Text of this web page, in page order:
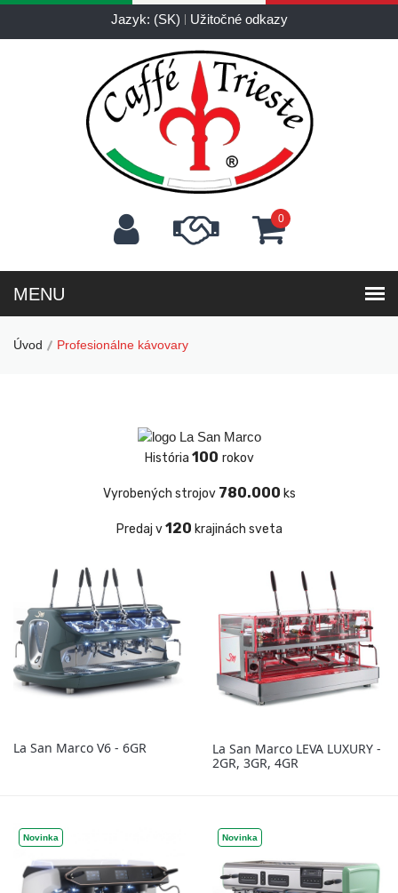
Jazyk: (SK) Užitočné odkazy
0
Úvod Profesionálne kávovary
História 100 rokov
Vyrobených strojov 780.000 ks
Predaj v120 krajinách sveta
La San Marco V6 - 6GR
La San Marco LEVA LUXURY -
2GR, 3GR, 4GR
Novinka Novinka